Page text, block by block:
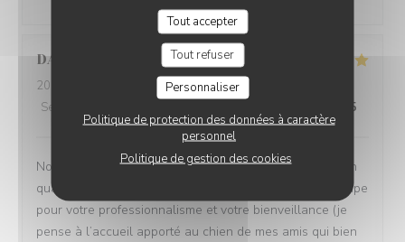
Tout accepter
Tout refuser
Personnaliser
Politique de protection des données à caractère
personnel
Politique de gestion des cookies
DANY
2026-07-05
- 12:00 - Couverts 6
Service
/5
Nos amis et nous avons été très satisfaits que ce soit en
qualité de service et de repas Félicitations à toute l’équipe
pour votre professionnalisme et votre bienveillance (je
pense à l’accueil apporté au chien de mes amis qui bien